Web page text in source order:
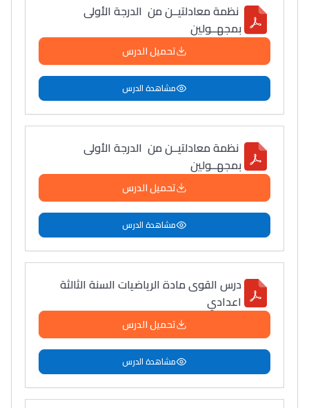
دليل المهن
ما يزيد عن 149 مهنة
دليل التوجيه
التوجيه بالثانوي و الإعدادي
باش تقدر تساعد الناس
يلقاو التوازن من الدّاخل
ومن الخارج، بشرى
نظمة معادلتيــن من الدرجة الأولى
بمجهــولين
تحميل الدرس
مشاهدة الدرس
نظمة معادلتيــن من الدرجة الأولى
بمجهــولين
تحميل الدرس
مشاهدة الدرس
درس القوى مادة الرياضيات السنة الثالثة
اعدادي
تحميل الدرس
مشاهدة الدرس